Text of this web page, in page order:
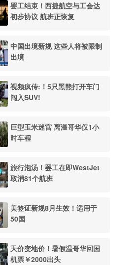
罢工结束！西捷航空与工会达
初步协议 航班正恢复
中国出境新规 这些人将被限制
出境
视频疯传:！5只黑熊打开车门
闯入SUV!
巨型玉米迷宫 离温哥华仅1小
时车程
旅行泡汤！罢工在即WestJet
取消81个航班
美签证新规8月生效！适用于
50国
天价变地价！暑假温哥华回国
机票￥2000出头